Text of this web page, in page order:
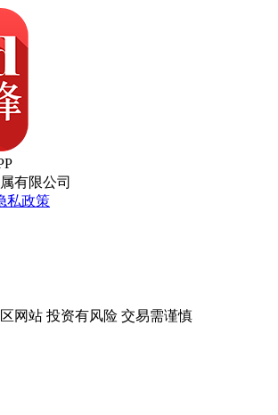
有限公司
私政策
网站 投资有风险 交易需谨慎